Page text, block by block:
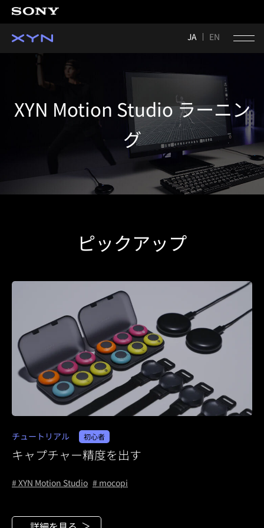
JA EN
XYN Motion Studio ラーニン
グ
ピックアップ
チュートリアル 初心者
キャプチャー精度を出す
# XYN Motion Studio # mocopi